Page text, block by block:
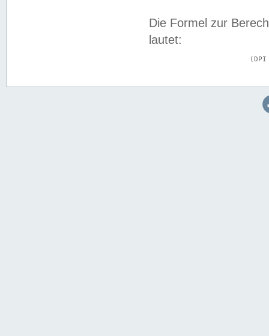
Die Formel zur
lautet: